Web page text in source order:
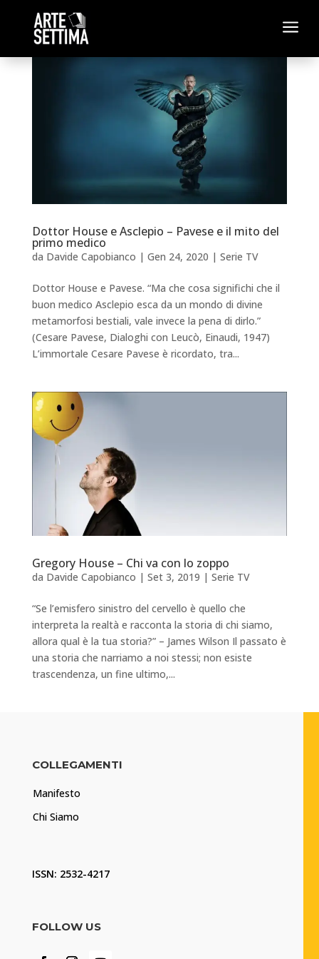
a
Dottor House e Asclepio – Pavese e il mito del
primo medico
da Davide Capobianco | Gen 24, 2020 | Serie TV
Dottor House e Pavese. “Ma che cosa significhi che il
buon medico Asclepio esca da un mondo di divine
metamorfosi bestiali, vale invece la pena di dirlo.”
(Cesare Pavese, Dialoghi con Leucò, Einaudi, 1947)
L’immortale Cesare Pavese è ricordato, tra...
Gregory House – Chi va con lo zoppo
da Davide Capobianco | Set 3, 2019 | Serie TV
“Se l’emisfero sinistro del cervello è quello che
interpreta la realtà e racconta la storia di chi siamo,
allora qual è la tua storia?” – James Wilson Il passato è
una storia che narriamo a noi stessi; non esiste
trascendenza, un fine ultimo,...
COLLEGAMENTI
Manifesto
Chi Siamo
ISSN: 2532-4217
FOLLOW US